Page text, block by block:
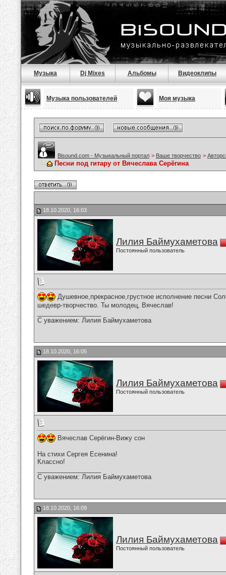
Музыка Dj Mixes Альбомы Видеоклипы
Музыка пользователей Моя музыка
Bisound.com - Музыкальный портал > Ваше творчество >
Песни под гитару от Вячеслава Серёгина
18.10.2020, 16:03
Лилия Баймухаметова
Постоянный пользователь
Душевное,прекрасное,грустное исполнение песни
шедевр-творчество. Ты молодец, Вячеслав!
С уважением: Лилия Баймухаметова
18.10.2020, 16:05
Лилия Баймухаметова
Постоянный пользователь
Вячеслав Серёгин-Вижу сон
На стихи Сергея Есенина!
Классно!
С уважением: Лилия Баймухаметова
18.10.2020, 16:09
Лилия Баймухаметова
Постоянный пользователь